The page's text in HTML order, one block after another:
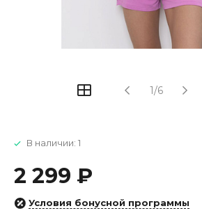
1/6
В наличии: 1
2 299 ₽
Условия бонусной программы